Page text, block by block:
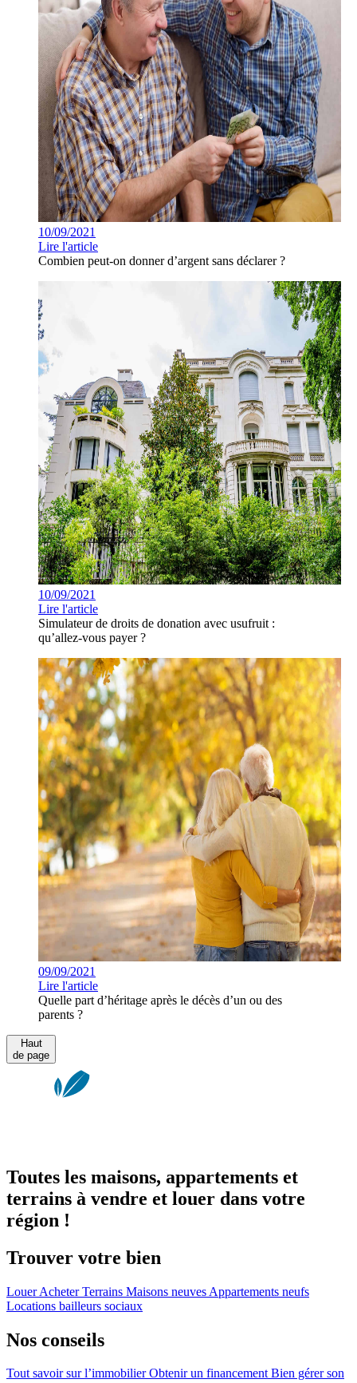
10/09/2021
Lire l'article
Combien peut-on donner d’argent sans déclarer ?
10/09/2021
Lire l'article
Simulateur de droits de donation avec usufruit :
qu’allez-vous payer ?
09/09/2021
Lire l'article
Quelle part d’héritage après le décès d’un ou des
parents ?
Haut
de page
Toutes les maisons, appartements et
terrains à vendre et louer dans votre
région !
Trouver votre bien
LouerAcheterTerrains Maisons neuves Appartements neufs
Locations bailleurs sociaux
Nos conseils
Tout savoir sur l’immobilierObtenir un financementBien gérer son